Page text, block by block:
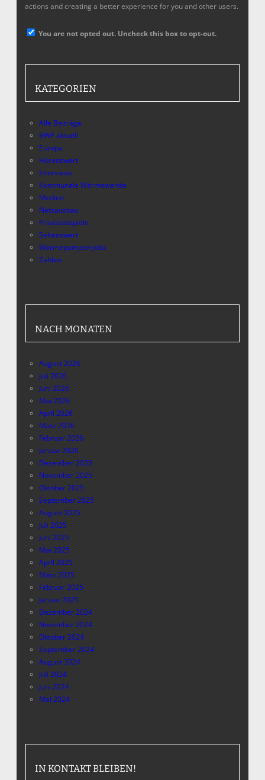
actions and creating a better experience for you and other users.
You are not opted out. Uncheck this box to opt-out.
KATEGORIEN
Alle Beiträge
BWP aktuell
Europa
Hörenswert
Interviews
Kommunale Wärmewende
Medien
Netzausbau
Praxisbeispiele
Sehenswert
Wärmepumpen-Jobs
Zahlen
NACH MONATEN
August 2026
Juli 2026
Juni 2026
Mai 2026
April 2026
März 2026
Februar 2026
Januar 2026
Dezember 2025
November 2025
Oktober 2025
September 2025
August 2025
Juli 2025
Juni 2025
Mai 2025
April 2025
März 2025
Februar 2025
Januar 2025
Dezember 2024
November 2024
Oktober 2024
September 2024
August 2024
Juli 2024
Juni 2024
Mai 2024
IN KONTAKT BLEIBEN!